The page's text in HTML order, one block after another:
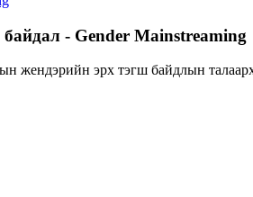
- Gender Mainstreaming
жендэрийн эрх тэгш байдлын